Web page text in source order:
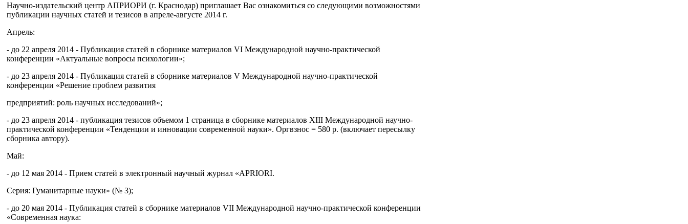
Научно-издательский центр АПРИОРИ (г. Краснодар) приглашает Вас ознакомиться со следующими возможностями
публикации научных статей и тезисов в апреле-августе 2014 г.
Апрель:
- до 22 апреля 2014 - Публикация статей в сборнике материалов VI Международной научно-практической
конференции «Актуальные вопросы психологии»;
- до 23 апреля 2014 - Публикация статей в сборнике материалов V Международной научно-практической
конференции «Решение проблем развития
предприятий: роль научных исследований»;
- до 23 апреля 2014 - публикация тезисов объемом 1 страница в сборнике материалов XIII Международной научно-
практической конференции «Тенденции и инновации современной науки». Оргвзнос = 580 р. (включает пересылку
сборника автору).
Май:
- до 12 мая 2014 - Прием статей в электронный научный журнал «APRIORI.
Серия: Гуманитарные науки» (№ 3);
- до 20 мая 2014 - Публикация статей в сборнике материалов VII Международной научно-практической конференции
«Современная наука: